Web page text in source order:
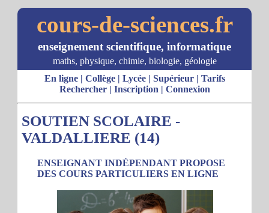
cours-de-sciences.fr
enseignement scientifique, informatique
maths, physique, chimie, biologie, géologie
En ligne| Collège| Lycée| Supérieur| Tarifs
Rechercher| Inscription | Connexion
SOUTIEN SCOLAIRE -
VALDALLIERE (14)
ENSEIGNANT INDÉPENDANT PROPOSE
DES COURS PARTICULIERS EN LIGNE